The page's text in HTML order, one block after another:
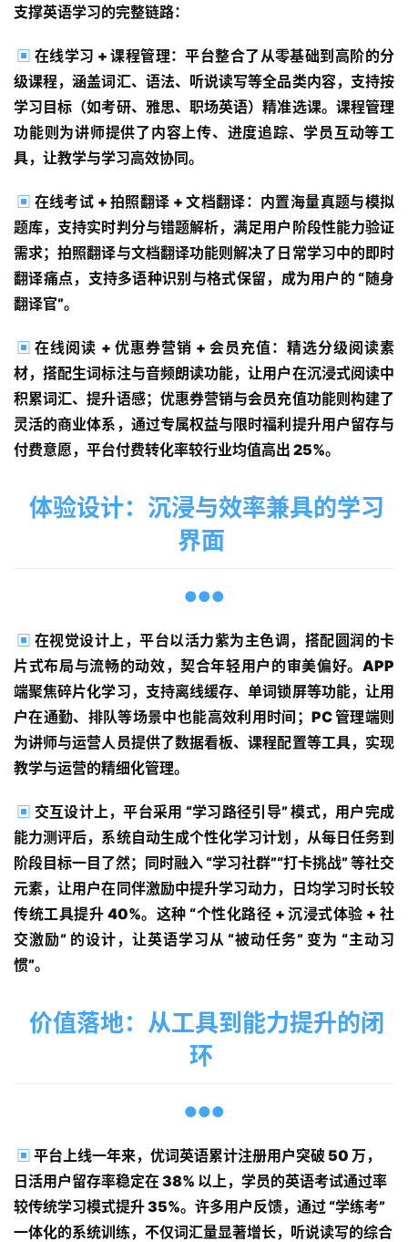
首
页
服
解
决
方
案
经
例
院
关
于
支撑英语学习的完整链路：
▣ 在线学习 + 课程管理：平台整合了从零基础到高阶的分
级课程，涵盖词汇、语法、听说读写等全品类内容，支持按
学习目标（如考研、雅思、职场英语）精准选课。课程管理
功能则为讲师提供了内容上传、进度追踪、学员互动等工
具，让教学与学习高效协同。
▣ 在线考试 + 拍照翻译 + 文档翻译：内置海量真题与模拟
题库，支持实时判分与错题解析，满足用户阶段性能力验证
需求；拍照翻译与文档翻译功能则解决了日常学习中的即时
翻译痛点，支持多语种识别与格式保留，成为用户的 “随身
翻译官”。
▣ 在线阅读 + 优惠券营销 + 会员充值：精选分级阅读素
材，搭配生词标注与音频朗读功能，让用户在沉浸式阅读中
积累词汇、提升语感；优惠券营销与会员充值功能则构建了
灵活的商业体系，通过专属权益与限时福利提升用户留存与
付费意愿，平台付费转化率较行业均值高出 25%。
体验设计：沉浸与效率兼具的学习
界面
●●●
▣ 在视觉设计上，平台以活力紫为主色调，搭配圆润的卡
片式布局与流畅的动效，契合年轻用户的审美偏好。APP
端聚焦碎片化学习，支持离线缓存、单词锁屏等功能，让用
户在通勤、排队等场景中也能高效利用时间；PC 管理端则
为讲师与运营人员提供了数据看板、课程配置等工具，实现
教学与运营的精细化管理。
▣ 交互设计上，平台采用 “学习路径引导” 模式，用户完成
能力测评后，系统自动生成个性化学习计划，从每日任务到
阶段目标一目了然；同时融入 “学习社群”“打卡挑战” 等社交
元素，让用户在同伴激励中提升学习动力，日均学习时长较
传统工具提升 40%。这种 “个性化路径 + 沉浸式体验 + 社
交激励” 的设计，让英语学习从 “被动任务” 变为 “主动习
惯”。
价值落地：从工具到能力提升的闭
环
●●●
▣ 平台上线一年来，优词英语累计注册用户突破 50 万，
日活用户留存率稳定在 38% 以上，学员的英语考试通过率
较传统学习模式提升 35%。许多用户反馈，通过 “学练考”
一体化的系统训练，不仅词汇量显著增长，听说读写的综合